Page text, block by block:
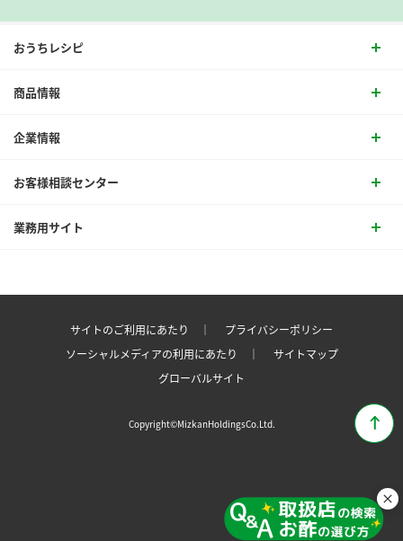
おうちレシピ
商品情報
企業情報
お客様相談センター
業務用サイト
サイトのご利用にあたり ｜
プライバシーポリシー
ソーシャルメディアの利用にあたり ｜
サイトマップ
グローバルサイト
Copyright©MizkanHoldingsCo.Ltd.